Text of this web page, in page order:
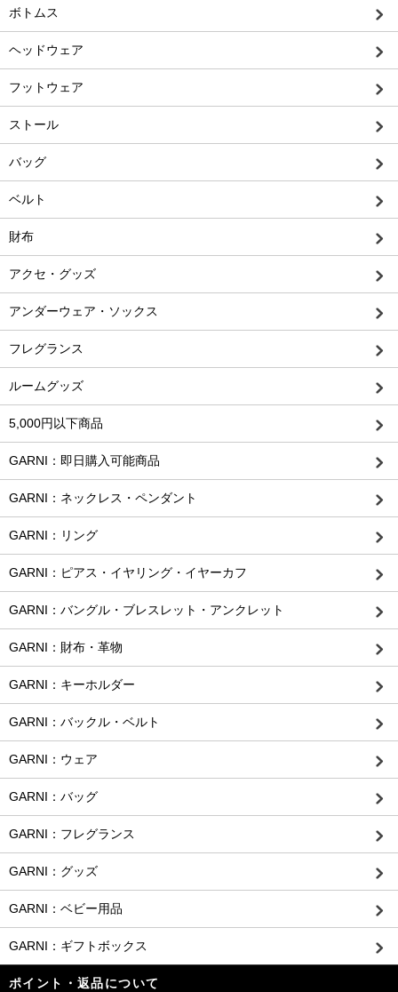
ボトムス
ヘッドウェア
フットウェア
ストール
バッグ
ベルト
財布
アクセ・グッズ
アンダーウェア・ソックス
フレグランス
ルームグッズ
5,000円以下商品
GARNI：即日購入可能商品
GARNI：ネックレス・ペンダント
GARNI：リング
GARNI：ピアス・イヤリング・イヤーカフ
GARNI：バングル・ブレスレット・アンクレット
GARNI：財布・革物
GARNI：キーホルダー
GARNI：バックル・ベルト
GARNI：ウェア
GARNI：バッグ
GARNI：フレグランス
GARNI：グッズ
GARNI：ベビー用品
GARNI：ギフトボックス
ポイント・返品について